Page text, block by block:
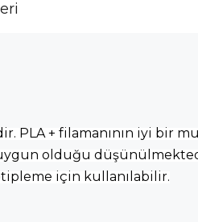
PLA + filamanının iyi bir
olduğu
için kullanılabilir.